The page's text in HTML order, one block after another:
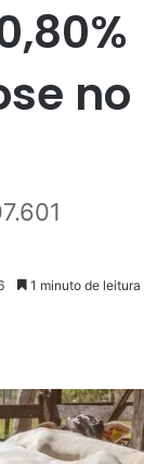
no
1 minuto de leitura